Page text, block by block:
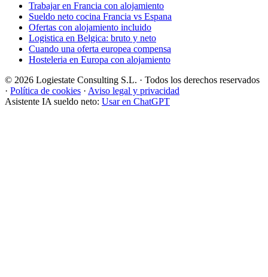
Trabajar en Francia con alojamiento
Sueldo neto cocina Francia vs Espana
Ofertas con alojamiento incluido
Logistica en Belgica: bruto y neto
Cuando una oferta europea compensa
Hosteleria en Europa con alojamiento
© 2026 Logiestate Consulting S.L. · Todos los derechos reservados
· Política de cookies · Aviso legal y privacidad
Asistente IA sueldo neto: Usar en ChatGPT